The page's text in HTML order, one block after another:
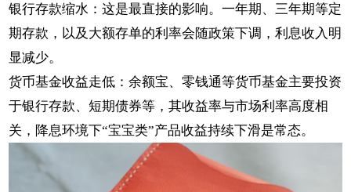
银行存款缩水：这是最直接的影响。一年期、三年期等定
期存款，以及大额存单的利率会随政策下调，利息收入明
显减少。
货币基金收益走低：余额宝、零钱通等货币基金主要投资
于银行存款、短期债券等，其收益率与市场利率高度相
关，降息环境下“宝宝类”产品收益持续下滑是常态。